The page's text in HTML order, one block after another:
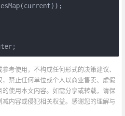
考使用，不构成任何形式的决策建议、
禁止任何单位或个人以商业售卖、虚假
使用本文内容。如需分享或转载，请保
内容或侵犯相关权益。感谢您的理解与